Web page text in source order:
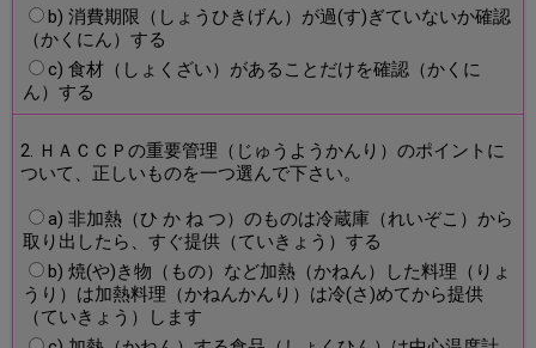
b) 消費期限（しょうひきげん）が過(す)ぎていないか確認
（かくにん）する
c) 食材（しょくざい）があることだけを確認（かくに
ん）する
2. ＨＡＣＣＰの重要管理（じゅうようかんり）のポイントに
ついて、正しいものを一つ選んで下さい。
a) 非加熱（ひ か ね つ）のものは冷蔵庫（れいぞこ）から
取り出したら、すぐ提供（ていきょう）する
b) 焼(や)き物（もの）など加熱（かねん）した料理（りょ
うり）は加熱料理（かねんかんり）は冷(さ)めてから提供
（ていきょう）します